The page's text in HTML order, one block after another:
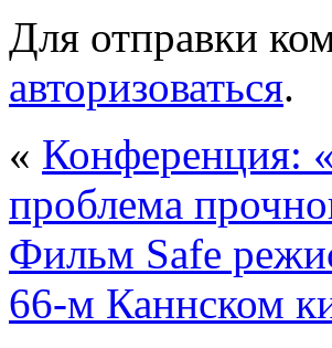
Для отправки
авторизоваться.
« Конференция:
проблема
Фильм Safe
66-м Каннском